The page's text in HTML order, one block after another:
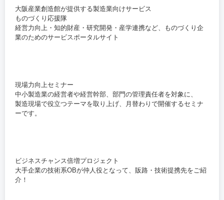
大阪産業創造館が提供する製造業向けサービス
ものづくり応援隊
経営力向上・知的財産・研究開発・産学連携など、ものづくり企
業のためのサービスポータルサイト
現場力向上セミナー
中小製造業の経営者や経営幹部、部門の管理責任者を対象に、
製造現場で役立つテーマを取り上げ、月替わりで開催するセミナ
ーです。
ビジネスチャンス倍増プロジェクト
大手企業の技術系OBが仲人役となって、販路・技術提携先をご紹
介！